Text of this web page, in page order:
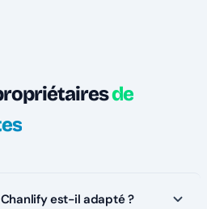
de
est-il adapté ?